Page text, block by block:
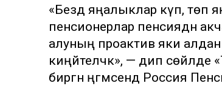
«Бездә яңалыклар күп,
пенсионерлар пенсиядән
алуның проактив яки
киңәйтеләчәк», — дип
биргән әңгәмәсендә Россия